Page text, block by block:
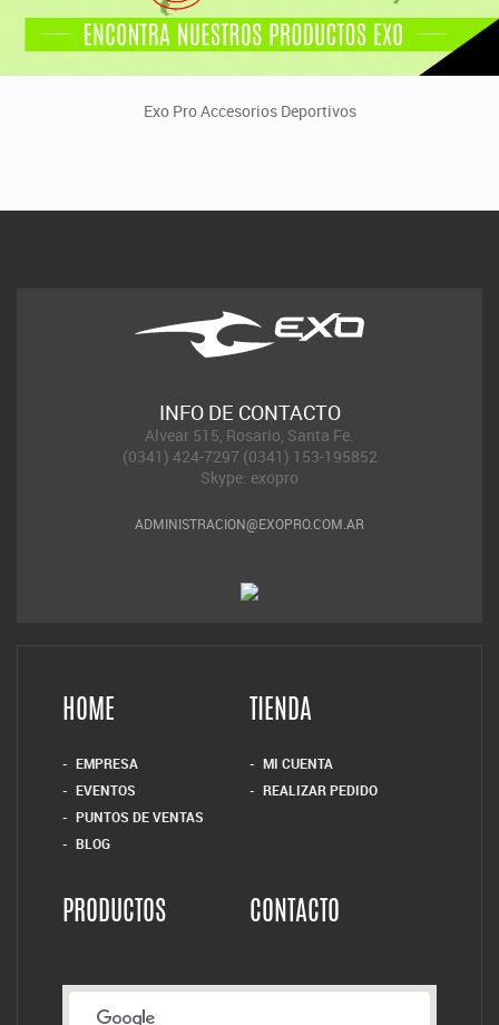
Exo Pro Accesorios Deportivos
INFO DE CONTACTO
Alvear 515, Rosario, Santa Fe.
(0341) 424-7297 (0341) 153-195852
Skype: exopro
ADMINISTRACION@EXOPRO.COM.AR
HOME
EMPRESA
EVENTOS
PUNTOS DE VENTAS
BLOG
TIENDA
MI CUENTA
REALIZAR PEDIDO
PRODUCTOS CONTACTO